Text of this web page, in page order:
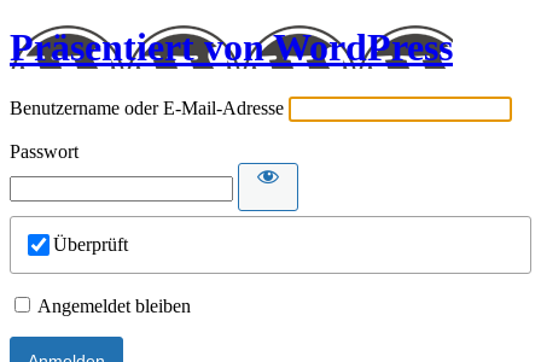
Präsentiert von WordPress
Benutzername oder E-Mail-Adresse
Passwort
Überprüft
Angemeldet bleiben